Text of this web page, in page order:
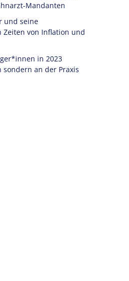
Mandanten
und seine
Zeiten von Inflation und
in 2023
an der Praxis